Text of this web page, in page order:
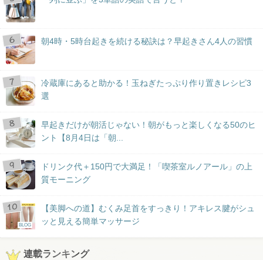
朝4時・5時台起きを続ける秘訣は？早起きさん4人の習慣
冷蔵庫にあると助かる！玉ねぎたっぷり作り置きレシピ3
選
早起きだけが朝活じゃない！朝がもっと楽しくなる50のヒ
ント【8月4日は「朝...
ドリンク代＋150円で大満足！「喫茶室ルノアール」の上
質モーニング
BLOG
【美脚への道】むくみ足首をすっきり！アキレス腱がシュ
ッと見える簡単マッサージ
連載ランキング